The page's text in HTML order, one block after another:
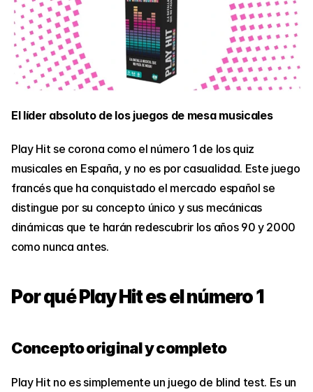
El líder absoluto de los juegos de mesa musicales
Play Hit se corona como el número 1 de los quiz
musicales en España, y no es por casualidad. Este juego
francés que ha conquistado el mercado español se
distingue por su concepto único y sus mecánicas
dinámicas que te harán redescubrir los años 90 y 2000
como nunca antes.
Por qué Play Hit es el número 1
Concepto original y completo
Play Hit no es simplemente un juego de blind test. Es un